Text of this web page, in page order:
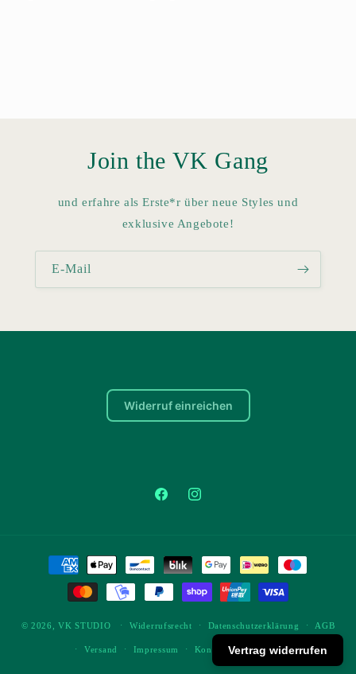
Join the VK Gang
und erfahre als Erste*r über neue Styles und
exklusive Angebote!
E-Mail
Widerruf einreichen
FacebookInstagram
Zahlungsmethoden
© 2026,VK STUDIO Widerrufsrecht Datenschutzerklärung AGB
Versand Impressum Kontaktinformationen
Vertrag widerrufen